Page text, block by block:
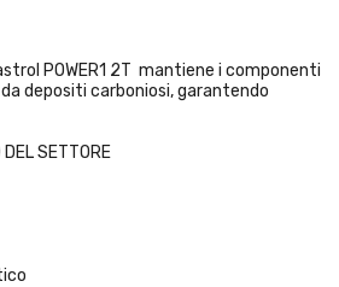
POWER1 2T mantiene i componenti
depositi carboniosi, garantendo
SETTORE